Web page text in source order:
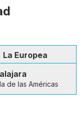
La Europea
de las Américas